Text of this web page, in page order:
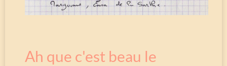
Ah que c'est beau le